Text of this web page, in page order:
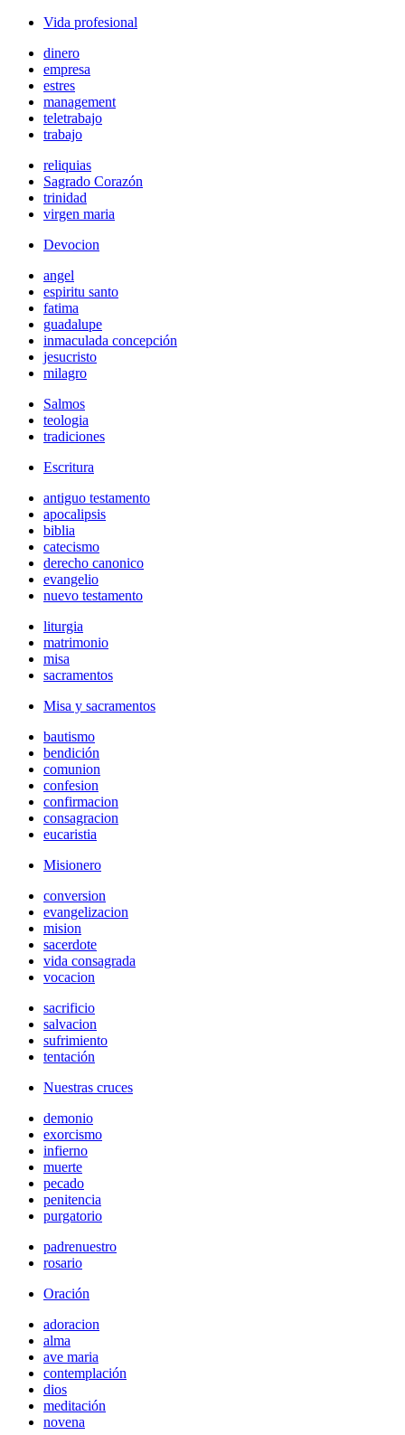
Vida profesional
dinero
empresa
estres
management
teletrabajo
trabajo
reliquias
Sagrado Corazón
trinidad
virgen maria
Devocion
angel
espiritu santo
fatima
guadalupe
inmaculada concepción
jesucristo
milagro
Salmos
teologia
tradiciones
Escritura
antiguo testamento
apocalipsis
biblia
catecismo
derecho canonico
evangelio
nuevo testamento
liturgia
matrimonio
misa
sacramentos
Misa y sacramentos
bautismo
bendición
comunion
confesion
confirmacion
consagracion
eucaristia
Misionero
conversion
evangelizacion
mision
sacerdote
vida consagrada
vocacion
sacrificio
salvacion
sufrimiento
tentación
Nuestras cruces
demonio
exorcismo
infierno
muerte
pecado
penitencia
purgatorio
padrenuestro
rosario
Oración
adoracion
alma
ave maria
contemplación
dios
meditación
novena